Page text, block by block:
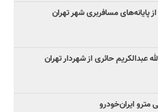
عبدالکریم حائری از شهردار تهران
مترو ایران‌خودرو